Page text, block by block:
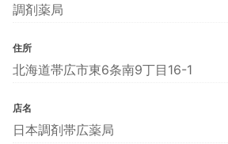
調剤薬局
住所
北海道帯広市東6条南9丁目16-1
店名
日本調剤帯広薬局